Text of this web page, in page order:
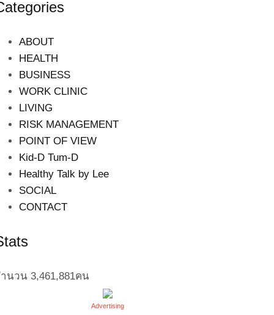
ABOUT
HEALTH
BUSINESS
WORK CLINIC
LIVING
RISK MANAGEMENT
POINT OF VIEW
Kid-D Tum-D
Healthy Talk by Lee
SOCIAL
CONTACT
นวน 3,461,881คน
Advertising